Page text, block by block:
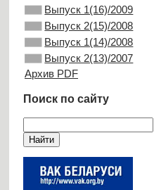
Выпуск 1(16)/2009
Выпуск 2(15)/2008
Выпуск 1(14)/2008
Выпуск 2(13)/2007
Архив PDF
Поиск по сайту